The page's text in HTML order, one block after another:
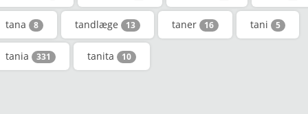
tana 8 tandlæge 13 taner 16 tani 5
tania 331 tanita 10